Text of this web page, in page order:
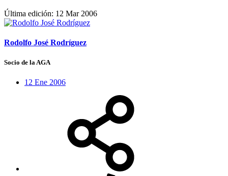
Última edición: 12 Mar 2006
Rodolfo José Rodríguez
Socio de la AGA
12 Ene 2006